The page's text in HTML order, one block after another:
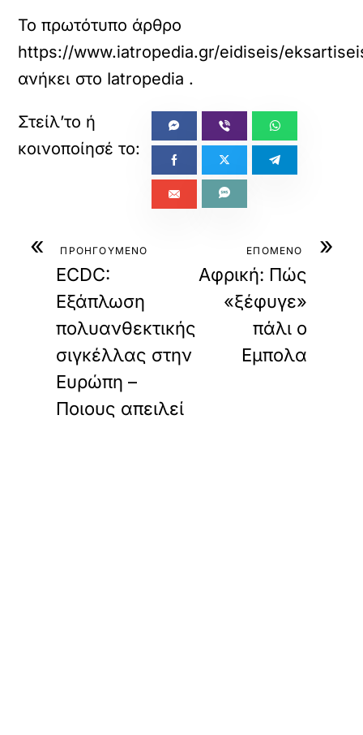
Το πρωτότυπο άρθρο
https://www.iatropedia.gr/eidiseis/
ανήκει στο Iatropedia .
« ΠΡΟΗΓΟΥΜΕΝΟ
ECDC:
Εξάπλωση
πολυανθεκτικής
σιγκέλλας στην
Ευρώπη –
Ποιους απειλεί
»
ΕΠΟΜΕΝΟ
Αφρική: Πώς
«ξέφυγε»
πάλι ο
Εμπολα